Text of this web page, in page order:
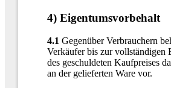
4) Eigentumsvorbehalt
4.1Gegenüber Verbrauchern
Verkäufer bis zur vollständigen
des geschuldeten Kaufpreises
an der gelieferten Ware vor.